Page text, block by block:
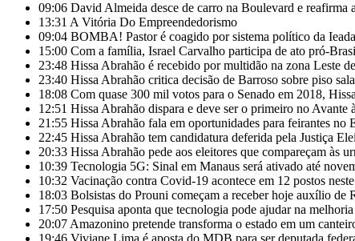
09:06 David Almeida desce de carro na Boulevard e reafirma
13:31 A Vitória Do Empreendedorismo
09:04 BOMBA! Pastor é coagido por sistema político da
15:00 Com a família, Israel Carvalho participa de ato pró-
23:48 Hissa Abrahão é recebido por multidão na zona Leste
23:40 Hissa Abrahão critica decisão de Barroso sobre piso
18:08 Com quase 300 mil votos para o Senado em 2018,
12:51 Hissa Abrahão dispara e deve ser o primeiro no Avante
21:55 Hissa Abrahão fala em oportunidades para feirantes no
22:45 Hissa Abrahão tem candidatura deferida pela Justiça
20:33 Hissa Abrahão pede aos eleitores que compareçam às
10:39 Tecnologia 5G: Sinal em Manaus será ativado até
10:32 Vacinação contra Covid-19 acontece em 12 postos
18:03 Bolsistas do Prouni começam a receber hoje auxílio de
17:50 Pesquisa aponta que tecnologia pode ajudar na
20:07 Amazonino pretende transforma o estado em um
19:46 Viviane Lima é aposta do MDB para ser deputada